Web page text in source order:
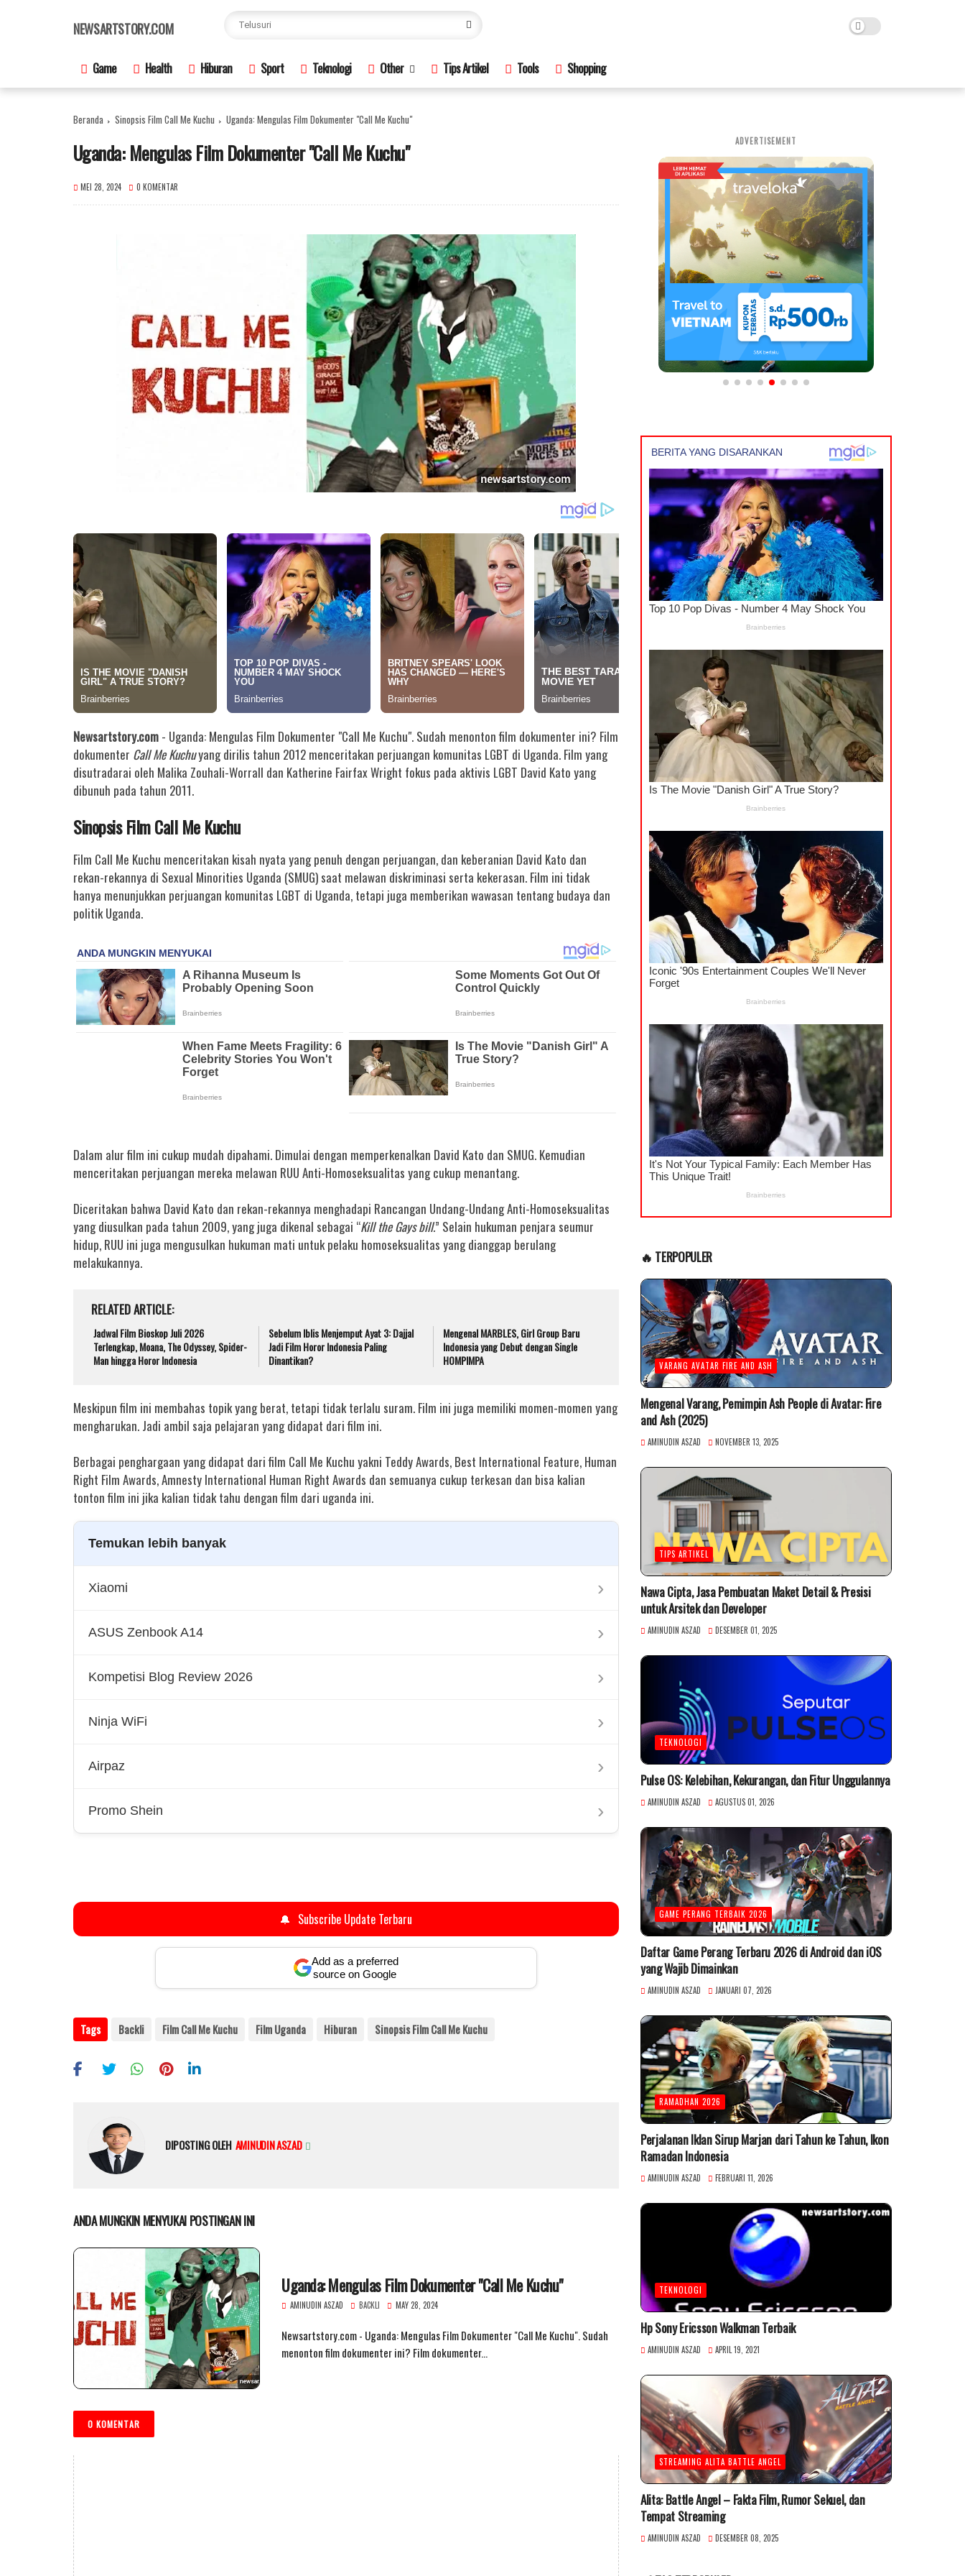
NEWSARTSTORY.COM
Game Health Hiburan Sport Teknologi Other Tips Artikel Tools Shopping
Beranda Sinopsis Film Call Me Kuchu Uganda: Mengulas Film Dokumenter "Call Me Kuchu"
Uganda: Mengulas Film Dokumenter "Call Me Kuchu"
MEI 28, 2024 0 KOMENTAR
Newsartstory.com - Uganda: Mengulas Film Dokumenter "Call Me Kuchu". Sudah menonton film dokumenter ini? Film
dokumenter Call Me Kuchuyang dirilis tahun 2012 menceritakan perjuangan komunitas LGBT di Uganda. Film yang
disutradarai oleh Malika Zouhali-Worrall dan Katherine Fairfax Wright fokus pada aktivis LGBT David Kato yang
dibunuh pada tahun 2011.
Sinopsis Film Call Me Kuchu
Film Call Me Kuchu menceritakan kisah nyata yang penuh dengan perjuangan, dan keberanian David Kato dan
rekan-rekannya di Sexual Minorities Uganda (SMUG) saat melawan diskriminasi serta kekerasan. Film ini tidak
hanya menunjukkan perjuangan komunitas LGBT di Uganda, tetapi juga memberikan wawasan tentang budaya dan
politik Uganda.
Dalam alur film ini cukup mudah dipahami. Dimulai dengan memperkenalkan David Kato dan SMUG. Kemudian
menceritakan perjuangan mereka melawan RUU Anti-Homoseksualitas yang cukup menantang.
Diceritakan bahwa David Kato dan rekan-rekannya menghadapi Rancangan Undang-Undang Anti-Homoseksualitas
yang diusulkan pada tahun 2009, yang juga dikenal sebagai “Kill the Gays bill.” Selain hukuman penjara seumur
hidup, RUU ini juga mengusulkan hukuman mati untuk pelaku homoseksualitas yang dianggap berulang
melakukannya.
RELATED ARTICLE
Jadwal Film Bioskop Juli 2026
Terlengkap, Moana, The Odyssey, Spider-
Man hingga Horor Indonesia
Sebelum Iblis Menjemput Ayat 3: Dajjal
Jadi Film Horor Indonesia Paling
Dinantikan?
Mengenal MARBLES, Girl Group Baru
Indonesia yang Debut dengan Single
HOMPIMPA
Meskipun film ini membahas topik yang berat, tetapi tidak terlalu suram. Film ini juga memiliki momen-momen yang
mengharukan. Jadi ambil saja pelajaran yang didapat dari film ini.
Berbagai penghargaan yang didapat dari film Call Me Kuchu yakni Teddy Awards, Best International Feature, Human
Right Film Awards, Amnesty International Human Right Awards dan semuanya cukup terkesan dan bisa kalian
tonton film ini jika kalian tidak tahu dengan film dari uganda ini.
Temukan lebih banyak
Xiaomi ›
ASUS Zenbook A14 ›
Kompetisi Blog Review 2026 ›
Ninja WiFi ›
Airpaz ›
Promo Shein ›
🔔 Subscribe Update Terbaru
Add as a preferred
source on Google
Tags Backli Film Call Me Kuchu Film Uganda Hiburan Sinopsis Film Call Me Kuchu
DIPOSTING OLEH AMINUDIN ASZAD
ANDA MUNGKIN MENYUKAI POSTINGAN INI
Uganda: Mengulas Film Dokumenter "Call Me Kuchu"
AMINUDIN ASZAD BACKLI MAY 28, 2024
Newsartstory.com - Uganda: Mengulas Film Dokumenter "Call Me Kuchu". Sudah
menonton film dokumenter ini? Film dokumenter...
0 KOMENTAR
ADVERTISEMENT
🔥 TERPOPULER
VARANG AVATAR FIRE AND ASH
Mengenal Varang, Pemimpin Ash People di Avatar: Fire
and Ash (2025)
AMINUDIN ASZAD NOVEMBER 13, 2025
TIPS ARTIKEL
Nawa Cipta, Jasa Pembuatan Maket Detail & Presisi
untuk Arsitek dan Developer
AMINUDIN ASZAD DESEMBER 01, 2025
TEKNOLOGI
Pulse OS: Kelebihan, Kekurangan, dan Fitur Unggulannya
AMINUDIN ASZAD AGUSTUS 01, 2026
GAME PERANG TERBAIK 2026
Daftar Game Perang Terbaru 2026 di Android dan iOS
yang Wajib Dimainkan
AMINUDIN ASZAD JANUARI 07, 2026
RAMADHAN 2026
Perjalanan Iklan Sirup Marjan dari Tahun ke Tahun, Ikon
Ramadan Indonesia
AMINUDIN ASZAD FEBRUARI 11, 2026
TEKNOLOGI
Hp Sony Ericsson Walkman Terbaik
AMINUDIN ASZAD APRIL 19, 2021
STREAMING ALITA BATTLE ANGEL
Alita: Battle Angel – Fakta Film, Rumor Sekuel, dan
Tempat Streaming
AMINUDIN ASZAD DESEMBER 08, 2025